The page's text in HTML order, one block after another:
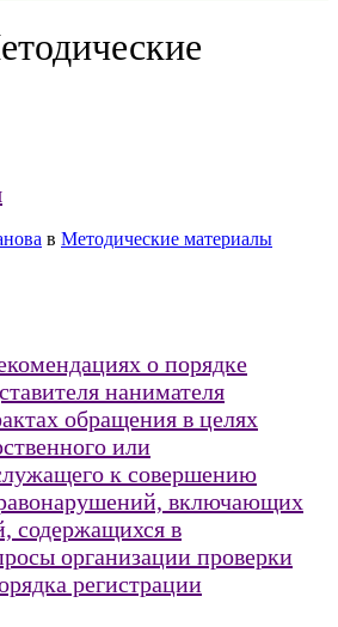
в Методические материалы
о порядке
нанимателя
обращения в целях
или
к совершению
включающих
содержащихся в
организации проверки
регистрации